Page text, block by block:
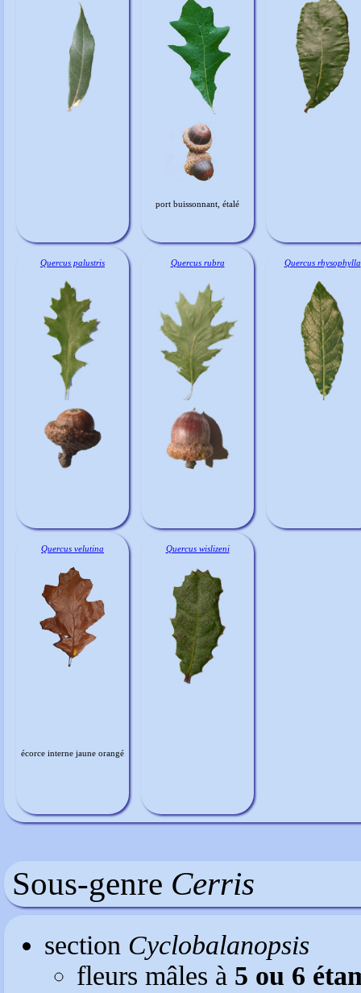
port buissonnant, étalé
Quercus palustris Quercus rubra Quercus rhysophylla
Quercus velutina
écorce interne jaune orangé
Quercus wislizeni
Sous-genre Cerris
section Cyclobalanopsis
fleurs mâles à 5 ou 6